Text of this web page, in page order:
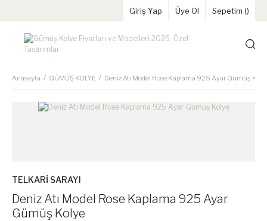
Giriş Yap Üye Ol Sepetim ()
Anasayfa GÜMÜŞ KOLYE Deniz Atı Model Rose Kaplama 925 Ayar Gümüş
TELKARİ SARAYI
Deniz Atı Model Rose Kaplama 925 Ayar
Gümüş Kolye